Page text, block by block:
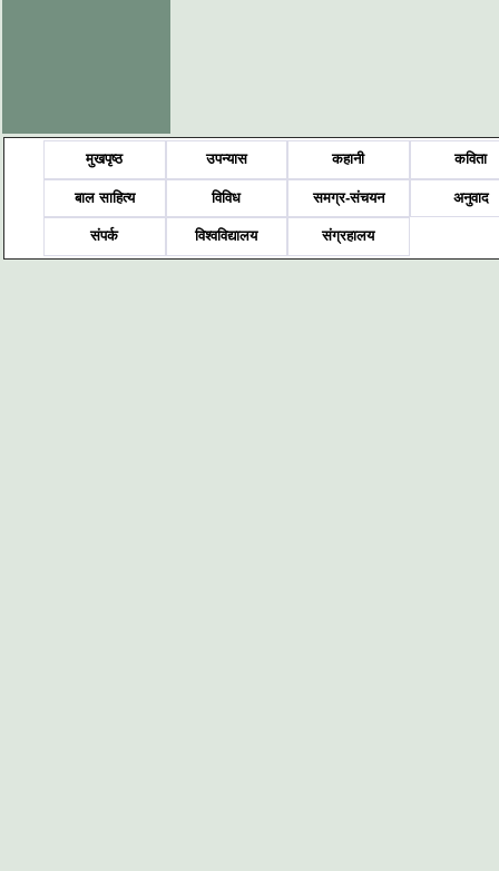
मुखपृष्ठ उपन्यास कहानी कविता
बाल साहित्य विविध समग्र-संचयन अनुवाद
संपर्क विश्वविद्यालय संग्रहालय